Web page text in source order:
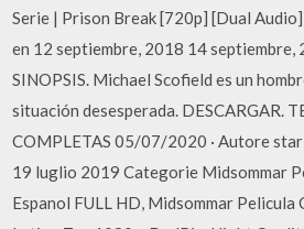
Serie | Prison Break [720p] [Dual
en 12 septiembre, 2018 14 septiembre,
SINOPSIS. Michael Scofield es un
situación desesperada. DESCARGAR.
COMPLETAS 05/07/2020 · Autore
19 luglio 2019 Categorie Midsommar
Espanol FULL HD, Midsommar Pelicula